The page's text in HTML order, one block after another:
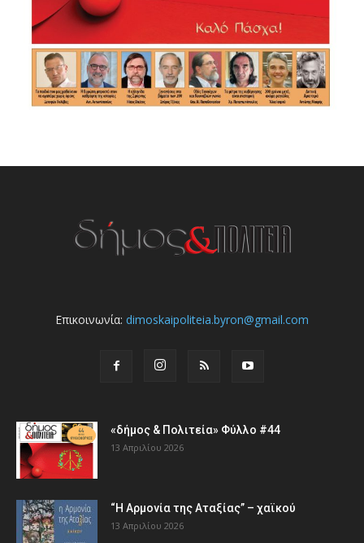
Επικοινωνία: dimoskaipoliteia.byron@gmail.com
«δήμος & Πολιτεία» Φύλλο #44
13 Απριλίου 2026
“Η Αρμονία της Αταξίας” – χαϊκού
13 Απριλίου 2026